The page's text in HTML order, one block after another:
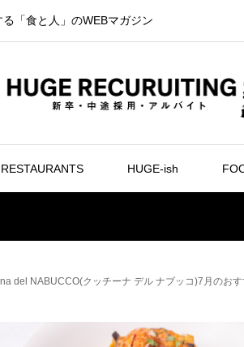
「食と人」のWEBマガジン
RESTAURANTS HUGE-ish
del NABUCCO(クッチーナ デル ナブッコ)7月のおす